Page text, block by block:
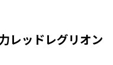
レッドレグリオン